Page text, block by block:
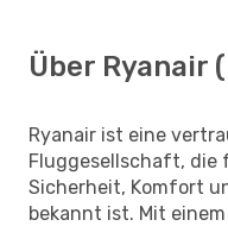
Über Ryanair
Ryanair ist eine
Fluggesellschaft, die
Sicherheit, Komfort
bekannt ist. Mit